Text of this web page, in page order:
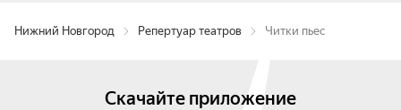
Нижний Новгород Репертуар театров Читки пьес
Скачайте приложение